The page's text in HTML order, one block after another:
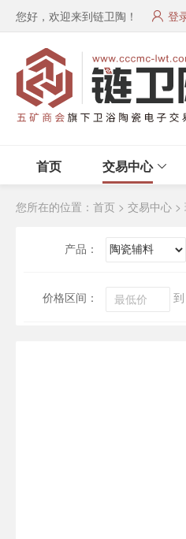
您好，欢迎来到链卫陶！ 登
首页 交易中心
您所在的位置： 首页 > 交易中心 >
产品：
价格区间： 到